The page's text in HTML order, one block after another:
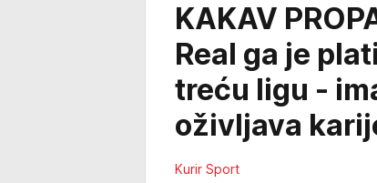
KAKAV
Real ga je
treću ligu -
oživljava
Kurir Sport